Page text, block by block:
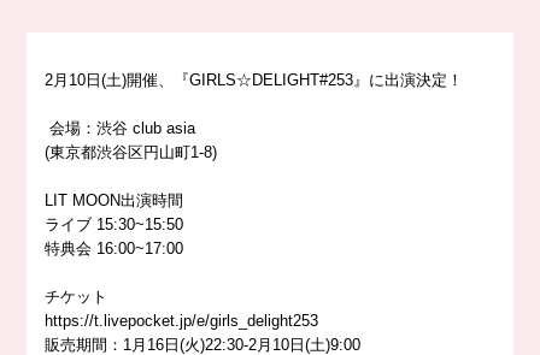
2月10日(土)開催、『GIRLS☆DELIGHT#253』に出演決定！
会場：渋谷 club asia
(東京都渋谷区円山町1-8)
LIT MOON出演時間
ライブ 15:30~15:50
特典会 16:00~17:00
チケット
https://t.livepocket.jp/e/girls_delight253
販売期間：1月16日(火)22:30-2月10日(土)9:00